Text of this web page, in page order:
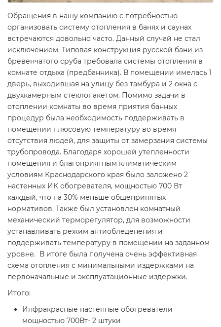
Обращения в нашу компанию с потребностью
организовать систему отопления в банях и саунах
встречаются довольно часто. Данный случай не стал
исключением. Типовая конструкция русской бани из
бревенчатого сруба требовала системы отопления в
комнате отдыха (предбанника). В помещении имелась 1
дверь, выходившая на улицу без тамбура и 2 окна с
двухкамерным стеклопакетом. Помимо задачи в
отоплении комнаты во время приятия банных
процедур была необходимость поддерживать в
помещении плюсовую температуру во время
отсутствия людей, для защиты от замерзания системы
трубопровода. Благодаря хорошей утепленности
помещения и благоприятным климатическим
условиям Краснодарского края было заложено 2
настенных ИК обогревателя, мощностью 700 Вт
каждый, что на 30% меньше общепринятых
нормативов. Также был установлен комнатный
механический терморегулятор, для возможности
устанавливать режим антиобледенения и
поддерживать температуру в помещении на заданном
уровне. В итоге была получена очень эффективная
схема отопления с минимальными издержками на
первоначальные и эксплуатационные издержки.
Итого:
Инфракрасные настенные обогреватели
мощностью 700Вт- 2 штуки